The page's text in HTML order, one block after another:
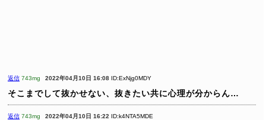
返信 743mg 2022年04月10日 16:08 ID:ExNjg0MDY
そこまでして抜かせない、抜きたい共に心理が分からん…
返信 743mg 2022年04月10日 16:22 ID:k4NTA5MDE